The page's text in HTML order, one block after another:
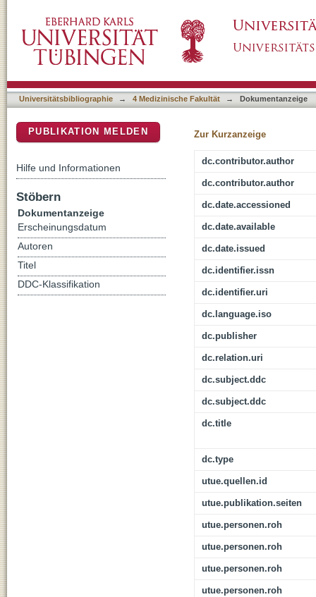
current stimulation in depression
Universitätsbibliographie → 4 Medizinische Fakultät → Dokumentanzeige
Zur Kurzanzeige
dc.contributor.author
dc.contributor.author
dc.date.accessioned
dc.date.available
dc.date.issued
dc.identifier.issn
dc.identifier.uri
dc.language.iso
dc.publisher
dc.relation.uri
dc.subject.ddc
dc.subject.ddc
dc.title
dc.type
utue.quellen.id
utue.publikation.seiten
utue.personen.roh
utue.personen.roh
utue.personen.roh
utue.personen.roh
PUBLIKATION MELDEN
Hilfe und Informationen
Stöbern
Dokumentanzeige
Erscheinungsdatum
Autoren
Titel
DDC-Klassifikation